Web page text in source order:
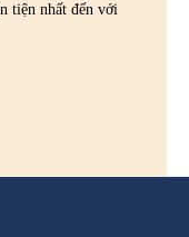
tiện nhất đến với